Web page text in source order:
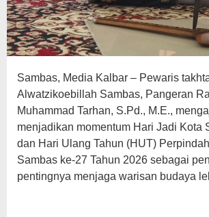
Sambas, Media Kalbar – Pewaris
Alwatzikoebillah Sambas, Pangeran
Muhammad Tarhan, S.Pd., M.E.,
menjadikan momentum Hari Jadi Kota
dan Hari Ulang Tahun (HUT)
Sambas ke-27 Tahun 2026 sebagai
pentingnya menjaga warisan budaya